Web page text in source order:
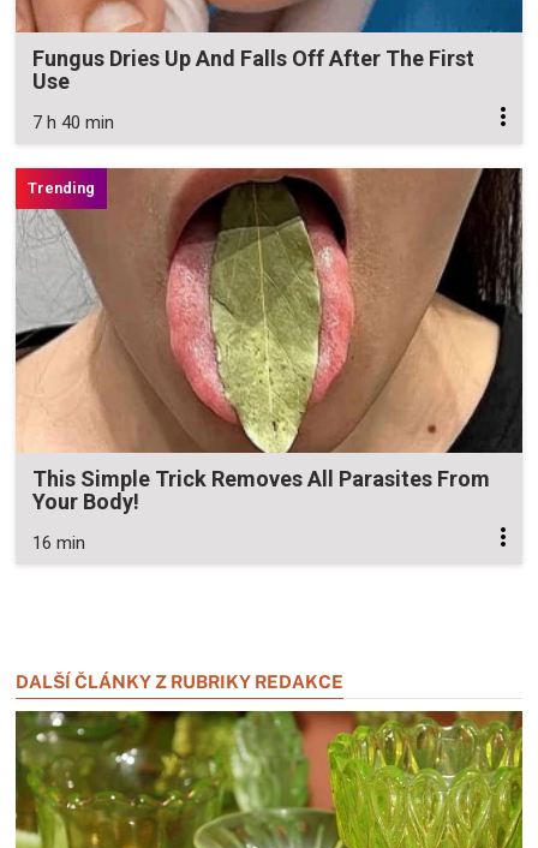
Fungus Dries Up And Falls Off After The First
Use
7 h 40 min
This Simple Trick Removes All Parasites From
Your Body!
16 min
DALŠÍ ČLÁNKY Z RUBRIKY REDAKCE